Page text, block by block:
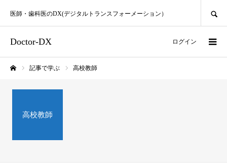
Doctor-DX
医師・歯科医のDX(デジタルトランスフォーメーション）
ログイン
記事で学ぶ 高校教師
高校教師